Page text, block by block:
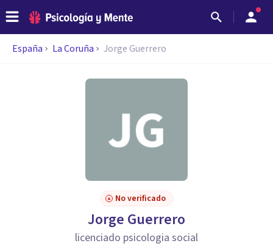
España La Coruña Jorge Guerrero
No verificado
Jorge Guerrero
licenciado psicologia social